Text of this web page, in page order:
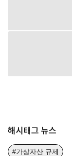
해시태그 뉴스
#가상자산 규제